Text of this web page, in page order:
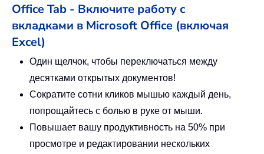
Office Tab - Включите работу с
вкладками в Microsoft Office (включая
Excel)
Один щелчок, чтобы переключаться между
десятками открытых документов!
Сократите сотни кликов мышью каждый день,
попрощайтесь с болью в руке от мыши.
Повышает вашу продуктивность на 50% при
просмотре и редактировании нескольких